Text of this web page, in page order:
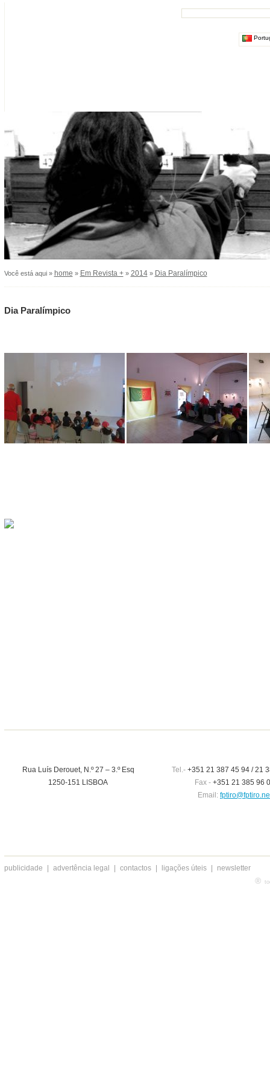
Você está aqui » home » Em Revista +» 2014» Dia Paralímpico
Dia Paralímpico
Rua Luís Derouet, N.º 27 – 3.º Esq
1250-151 LISBOA
Tel.-+351 21 387 45 94 / 21
Fax - +351 21 385 96
Email:
publicidade advertência legal contactos ligações úteis newsletter
®